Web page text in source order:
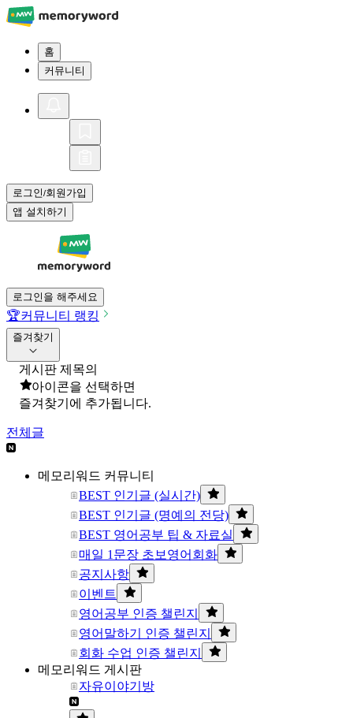
홈
커뮤니티
로그인/회원가입
앱 설치하기
로그인을 해주세요
🏆커뮤니티 랭킹
즐겨찾기
게시판 제목의
아이콘을 선택하면
즐겨찾기에 추가됩니다.
전체글
메모리워드 커뮤니티
BEST 인기글 (실시간)
BEST 인기글 (명예의 전당)
BEST 영어공부 팁 & 자료실
매일 1문장 초보영어회화
공지사항
이벤트
영어공부 인증 챌린지
영어말하기 인증 챌린지
회화 수업 인증 챌린지
메모리워드 게시판
자유이야기방